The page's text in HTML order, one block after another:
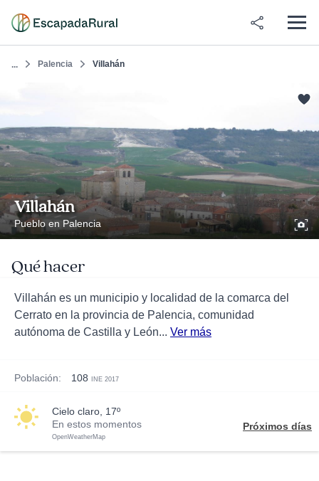
... Palencia Villahán
Villahán
Pueblo en Palencia
Qué hacer
Villahán es un municipio y localidad de la comarca del
Cerrato en la provincia de Palencia, comunidad
autónoma de Castilla y León... Ver más
Población: 108 INE 2017
cielo claro, 17º
En estos momentos
OpenWeatherMap
Próximos días